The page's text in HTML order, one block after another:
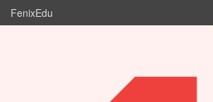
FenixEdu